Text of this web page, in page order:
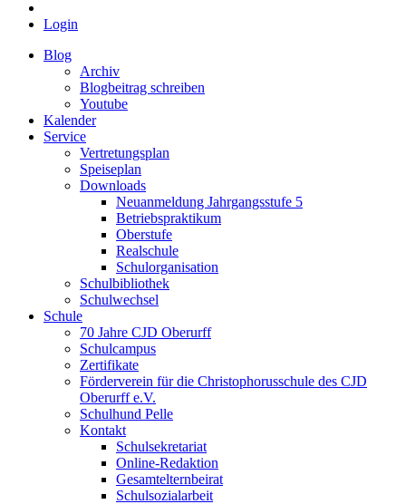
Login
Blog
Archiv
Blogbeitrag schreiben
Youtube
Kalender
Service
Vertretungsplan
Speiseplan
Downloads
Neuanmeldung Jahrgangsstufe 5
Betriebspraktikum
Oberstufe
Realschule
Schulorganisation
Schulbibliothek
Schulwechsel
Schule
70 Jahre CJD Oberurff
Schulcampus
Zertifikate
Förderverein für die Christophorusschule des CJD
Oberurff e.V.
Schulhund Pelle
Kontakt
Schulsekretariat
Online-Redaktion
Gesamtelternbeirat
Schulsozialarbeit